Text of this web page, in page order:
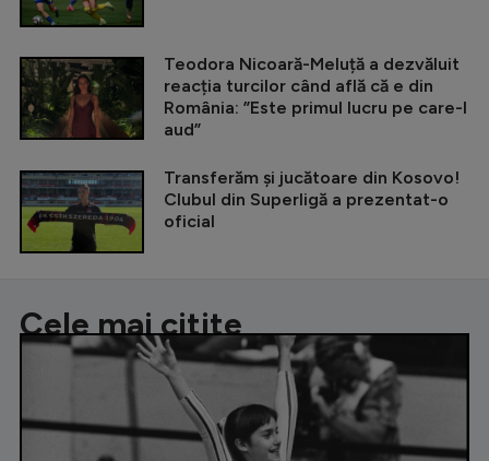
Teodora Nicoară-Meluță a dezvăluit
reacția turcilor când află că e din
România: ”Este primul lucru pe care-l
aud”
Transferăm și jucătoare din Kosovo!
Clubul din Superligă a prezentat-o
oficial
Cele mai citite